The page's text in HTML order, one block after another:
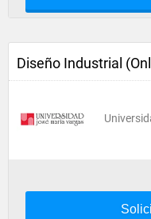
Diseño Industrial